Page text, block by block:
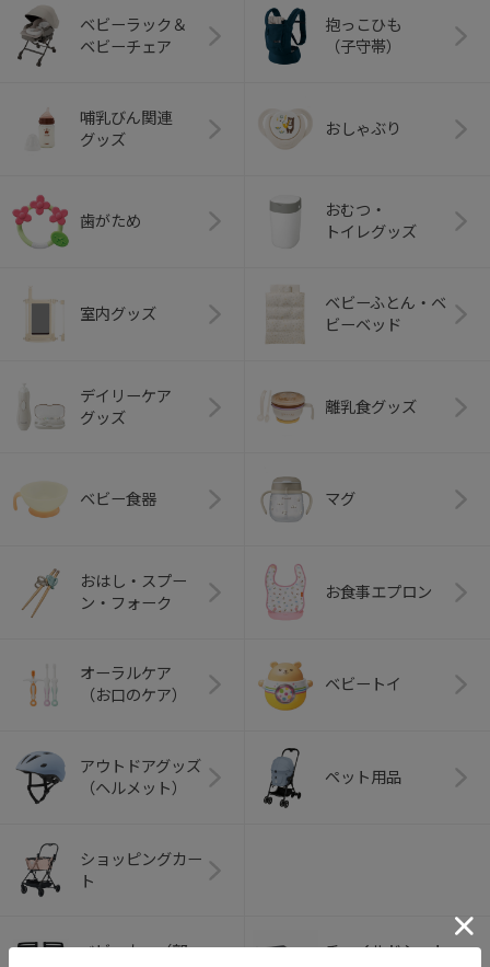
ベビーラック＆
ベビーチェア
抱っこひも
（子守帯）
哺乳びん関連
グッズ
おしゃぶり
歯がため
おむつ・
トイレグッズ
室内グッズ
ベビーふとん・ベ
ビーベッド
デイリーケア
グッズ
離乳食グッズ
ベビー食器 マグ
おはし・スプー
ン・フォーク
お食事エプロン
オーラルケア
（お口のケア）
ベビートイ
アウトドアグッズ
（ヘルメット）
ペット用品
ショッピングカー
ト
ベビーカー（部
チャイルドシート